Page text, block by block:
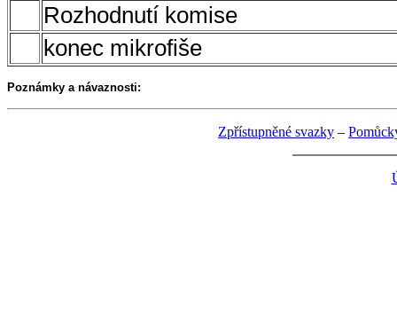
Rozhodnutí komise
konec mikrofiše
Poznámky a návaznosti:
Zpřístupněné svazky –